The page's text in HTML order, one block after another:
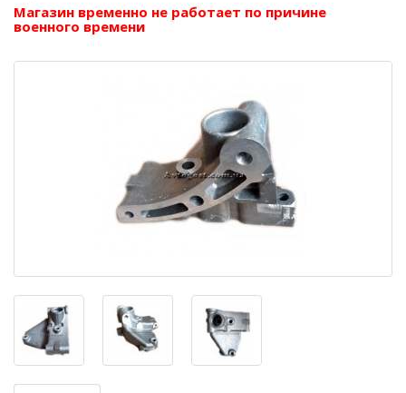
Магазин временно не работает по причине
военного времени